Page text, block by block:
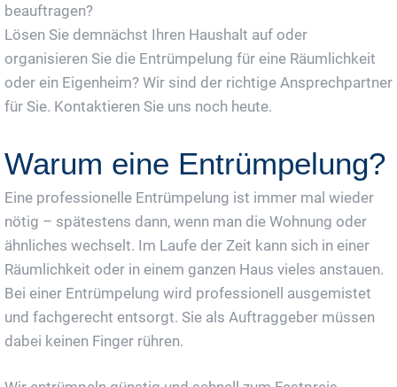
beauftragen?
Lösen Sie demnächst Ihren Haushalt auf oder
organisieren Sie die Entrümpelung für eine Räumlichkeit
oder ein Eigenheim? Wir sind der richtige Ansprechpartner
für Sie. Kontaktieren Sie uns noch heute.
Warum eine Entrümpelung?
Eine professionelle Entrümpelung ist immer mal wieder
nötig – spätestens dann, wenn man die Wohnung oder
ähnliches wechselt. Im Laufe der Zeit kann sich in einer
Räumlichkeit oder in einem ganzen Haus vieles anstauen.
Bei einer Entrümpelung wird professionell ausgemistet
und fachgerecht entsorgt. Sie als Auftraggeber müssen
dabei keinen Finger rühren.